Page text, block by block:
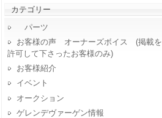
カテゴリー
パーツ
お客様の声 オーナーズボイス (掲載を
許可して下さったお客様のみ)
お客様紹介
イベント
オークション
ゲレンデヴァーゲン情報